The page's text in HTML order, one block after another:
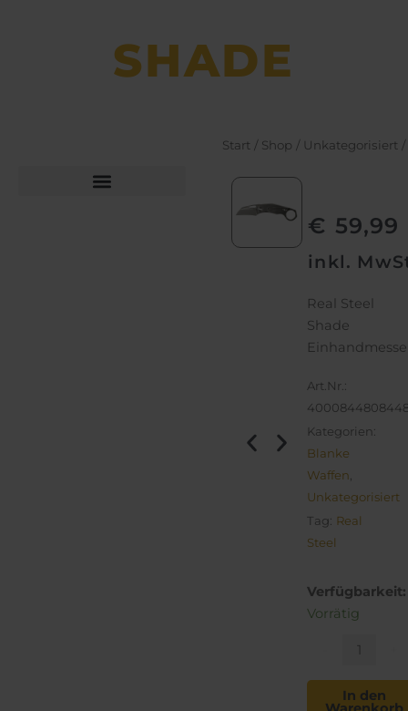
SHADE
Start / Shop / Unkategorisiert
€ 59,99
inkl.
Real Steel
Shade
Art.Nr.:
Kategorien:
Blanke
Waffen
Unkategorisiert
Tag: Real
Steel
Verfügbarkeit:
Vorrätig
Menge
In den